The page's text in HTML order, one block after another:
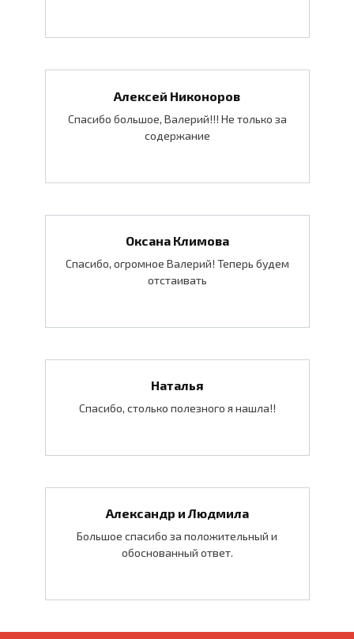
Алексей Никоноров
Спасибо большое, Валерий!!! Не только за
содержание
Оксана Климова
Спасибо, огромное Валерий! Теперь будем
отстаивать
Наталья
Спасибо, столько полезного я нашла!!
Александр и Людмила
Большое спасибо за положительный и
обоснованный ответ.